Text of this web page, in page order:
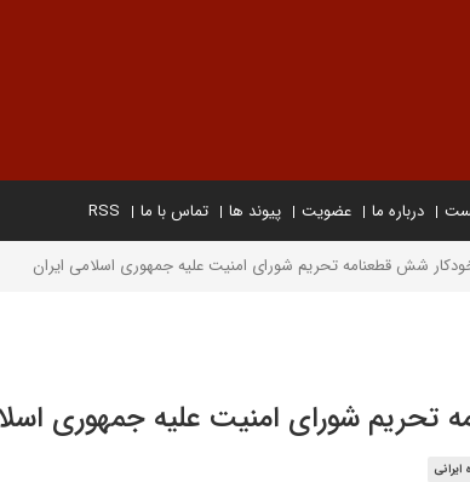
درباره ما عضویت پیوند ها تماس با ما RSS
شش قطعنامه تحریم شورای امنیت علیه جمهوری اسلامی ایران
شورای امنیت علیه جمهوری
ایرانی